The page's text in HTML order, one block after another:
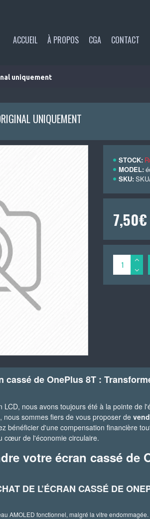
ACCUEIL À PROPOS CGA CONTACT
uniquement
UNIQUEMENT
STOCK:
MODEL:
SKU:
7,50€
cassé de OnePlus 8T :
LCD, nous avons toujours été à la pointe de
sommes fiers de vous proposer de
bénéficier d'une compensation financière
cœur de l'économie circulaire.
votre écran cassé de
DE L’ÉCRAN CASSÉ DE
AMOLED fonctionnel, malgré la vitre endommagée.